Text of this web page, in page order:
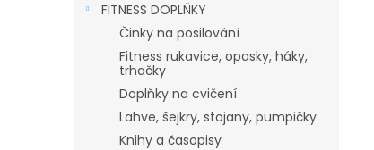
FITNESS DOPLŇKY
Činky na posilování
Fitness rukavice, opasky, háky,
trhačky
Doplňky na cvičení
Lahve, šejkry, stojany, pumpičky
Knihy a časopisy